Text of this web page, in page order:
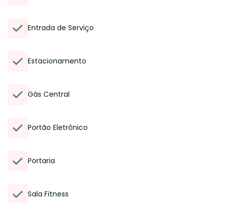
Entrada de Serviço
Estacionamento
Gás Central
Portão Eletrônico
Portaria
Sala Fitness